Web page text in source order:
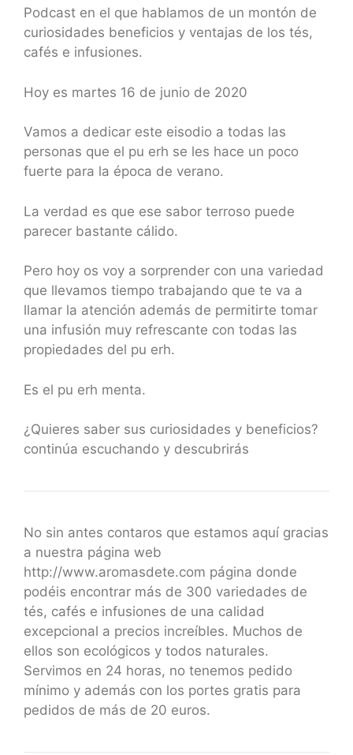
Podcast en el que hablamos de un montón de
curiosidades beneficios y ventajas de los tés,
cafés e infusiones.
Hoy es martes 16 de junio de 2020
Vamos a dedicar este eisodio a todas las
personas que el pu erh se les hace un poco
fuerte para la época de verano.
La verdad es que ese sabor terroso puede
parecer bastante cálido.
Pero hoy os voy a sorprender con una variedad
que llevamos tiempo trabajando que te va a
llamar la atención además de permitirte tomar
una infusión muy refrescante con todas las
propiedades del pu erh.
Es el pu erh menta.
¿Quieres saber sus curiosidades y beneficios?
continúa escuchando y descubrirás
No sin antes contaros que estamos aquí gracias
a nuestra página web
http://www.aromasdete.com página donde
podéis encontrar más de 300 variedades de
tés, cafés e infusiones de una calidad
excepcional a precios increíbles. Muchos de
ellos son ecológicos y todos naturales.
Servimos en 24 horas, no tenemos pedido
mínimo y además con los portes gratis para
pedidos de más de 20 euros.